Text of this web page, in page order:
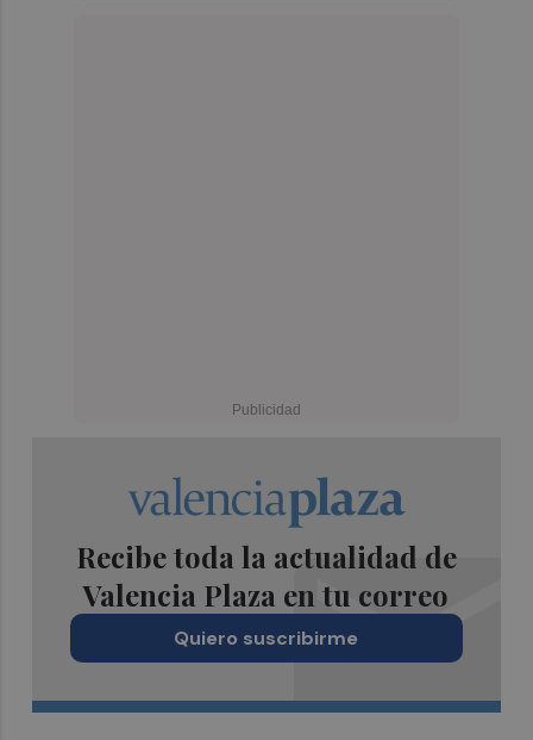
Recibe toda la actualidad de
Valencia Plaza en tu correo
Quiero suscribirme